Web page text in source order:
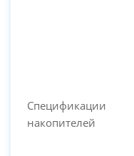
Спецификации
накопителей